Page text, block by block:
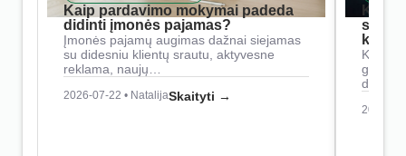
Kaip pardavimo mokymai padeda
didinti įmonės pajamas?
Įmonės pajamų augimas dažnai siejamas
su didesniu klientų srautu, aktyvesne
reklama, naujų…
2026-07-22 • NatalijaSkaityti →
Kaip
2026-